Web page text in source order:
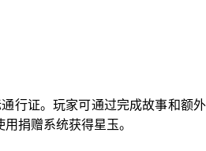
行证。玩家可通过完成故事和额
捐赠系统获得星玉。